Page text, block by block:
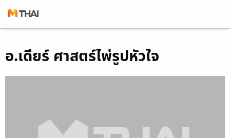
toอ.เดียร์ ศาสตร์ไพ่รูปหัวใจ